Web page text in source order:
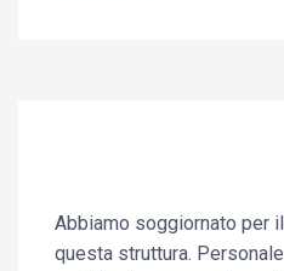
Abbiamo soggiornato per
questa struttura.